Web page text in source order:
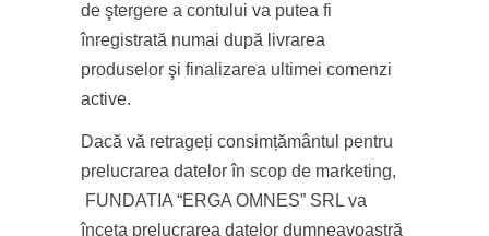
de ştergere a contului va putea fi
înregistrată numai după livrarea
produselor şi finalizarea ultimei comenzi
active.
Dacă vă retrageți consimțământul pentru
prelucrarea datelor în scop de marketing,
FUNDATIA “ERGA OMNES” SRL va
înceta prelucrarea datelor dumneavoastră